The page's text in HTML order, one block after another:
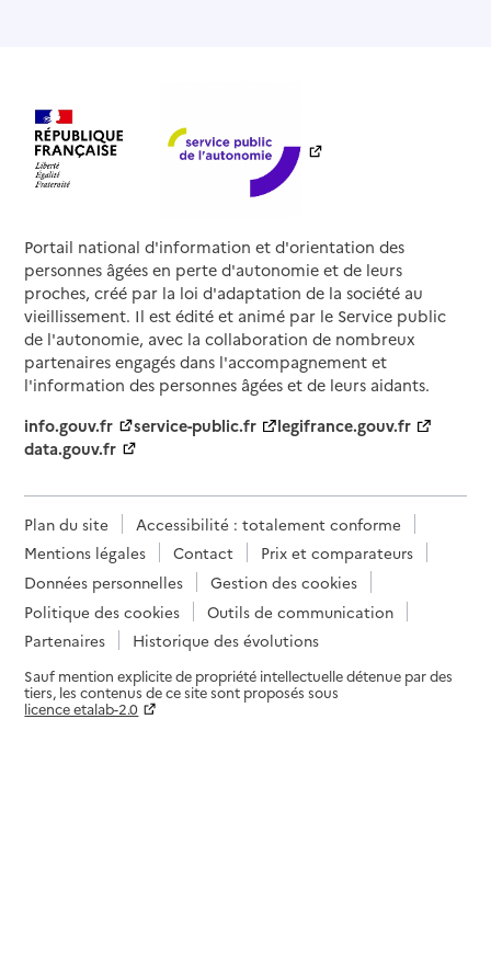
Portail national d'information et d'orientation des
personnes âgées en perte d'autonomie et de leurs
proches, créé par la loi d'adaptation de la société au
vieillissement. Il est édité et animé par le Service public
de l'autonomie, avec la collaboration de nombreux
partenaires engagés dans l'accompagnement et
l'information des personnes âgées et de leurs aidants.
info.gouv.fr
service-public.fr
legifrance.gouv.fr
data.gouv.fr
Plan du site
Accessibilité : totalement conforme
Mentions légales
Contact
Prix et comparateurs
Données personnelles
Gestion des cookies
Politique des cookies
Outils de communication
Partenaires
Historique des évolutions
Sauf mention explicite de propriété intellectuelle détenue par des
tiers, les contenus de ce site sont proposés sous
licence etalab-2.0